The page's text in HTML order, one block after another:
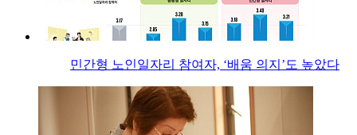
민간형 노인일자리 참여자, ‘배움 의지’도 높았다